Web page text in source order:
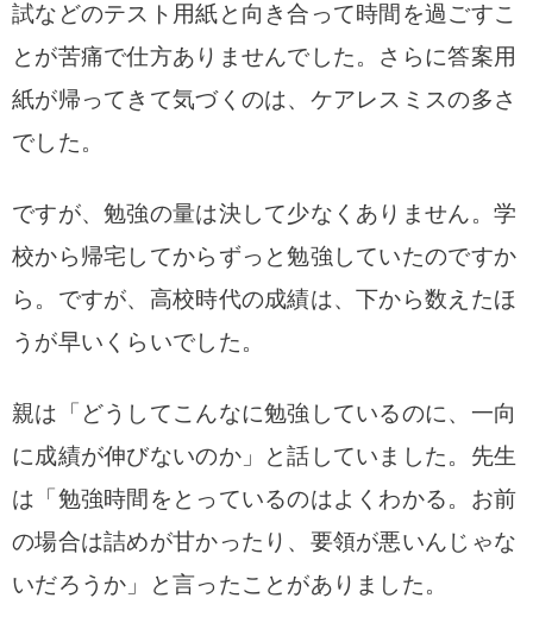
試などのテスト用紙と向き合って時間を過ごすこ
とが苦痛で仕方ありませんでした。 さらに答案用
紙が帰ってきて気づくのは、ケアレスミスの多さ
でした。
ですが、勉強の量は決して少なくありません。学
校から帰宅してからずっと勉強していたのですか
ら。ですが、 高校時代の成績は、下から数えたほ
うが早いくらいでした。
親は「どうしてこんなに勉強しているのに、一向
に成績が伸びないのか」と話していました。先生
は「勉強時間をとっているのはよくわかる。お前
の場合は詰めが甘かったり、要領が悪いんじゃな
いだろうか」と言ったことがありました。